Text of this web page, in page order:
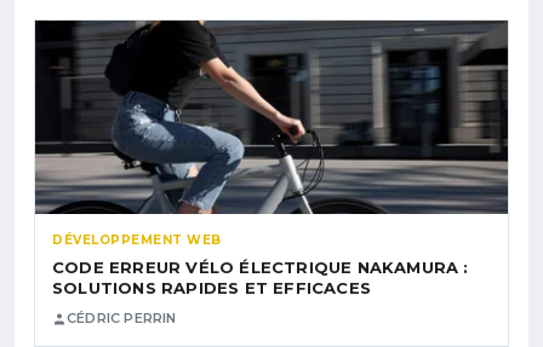
DÉVELOPPEMENT WEB
CODE ERREUR VÉLO ÉLECTRIQUE NAKAMURA :
SOLUTIONS RAPIDES ET EFFICACES
CÉDRIC PERRIN